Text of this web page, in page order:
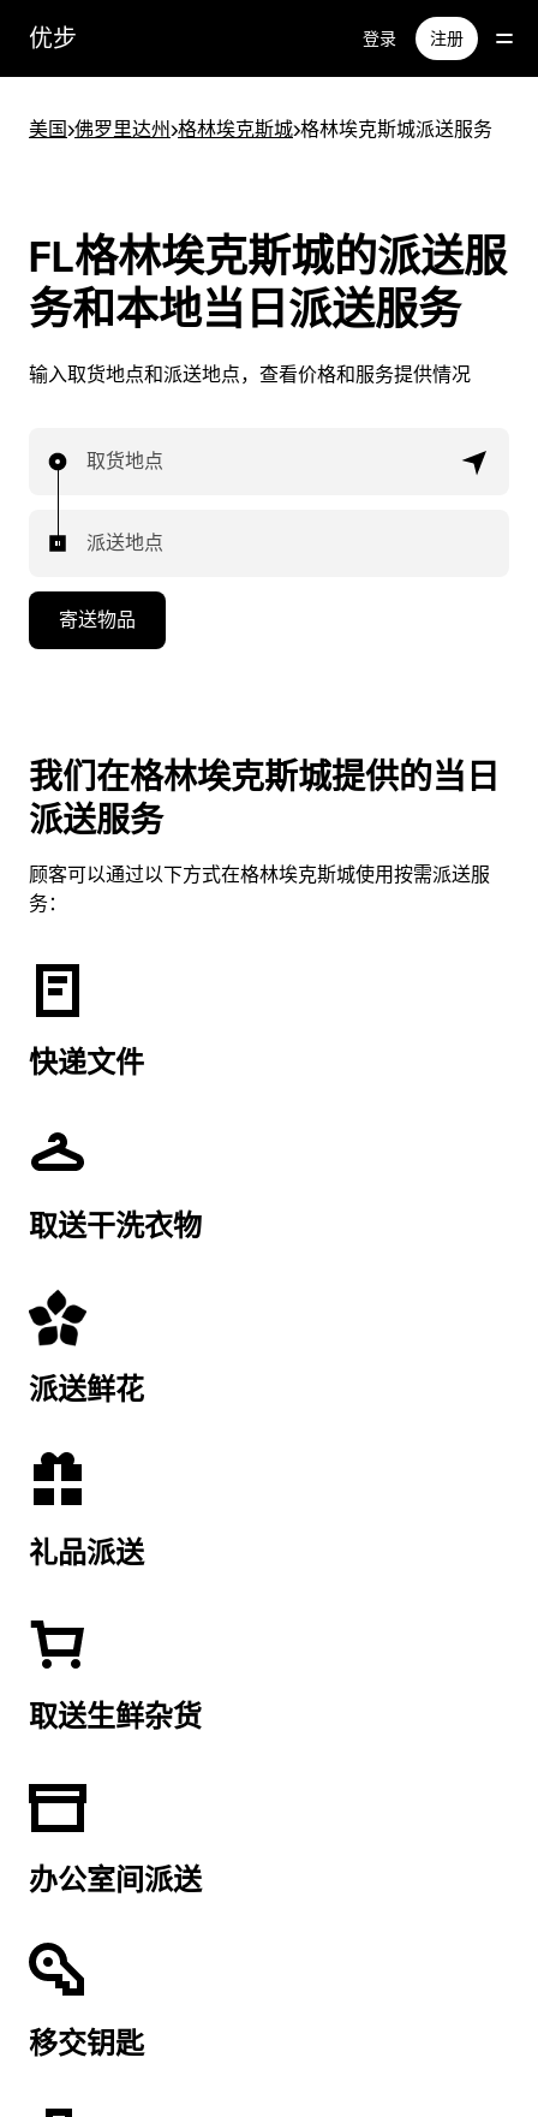
优步 登录 注册
美国>佛罗里达州>格林埃克斯城>格林埃克斯城派送服务
FL格林埃克斯城的派送服
务和本地当日派送服务
输入取货地点和派送地点，查看价格和服务提供情况
取货地点
派送地点
寄送物品
我们在格林埃克斯城提供的当日
派送服务
顾客可以通过以下方式在格林埃克斯城使用按需派送服
务：
快递文件
取送干洗衣物
派送鲜花
礼品派送
取送生鲜杂货
办公室间派送
移交钥匙